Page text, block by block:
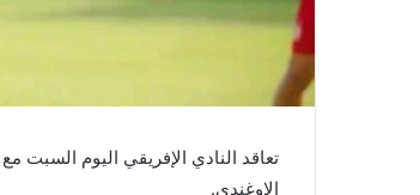
تعاقد النادي الإفريقي اليوم
الاوغندي.